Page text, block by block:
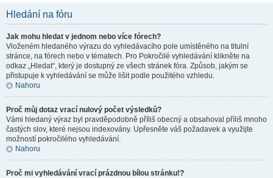
Hledání na fóru
Jak mohu hledat v jednom nebo více fórech?
Vloženém hledaného výrazu do vyhledávacího pole umístěného na titulní
stránce, na fórech nebo v tématech. Pro Pokročilé vyhledávání klikněte na
odkaz „Hledat“, který je dostupný ze všech stránek fóra. Způsob, jakým se
přistupuje k vyhledávání se může lišit podle použitého vzhledu.
Nahoru
Proč můj dotaz vrací nulový počet výsledků?
Vámi hledaný výraz byl pravděpodobně příliš obecný a obsahoval příliš mnoho
častých slov, které nejsou indexovány. Upřesněte váš požadavek a využijte
možností pokročilého vyhledávání.
Nahoru
Proč mi vyhledávání vrací prázdnou bílou stránku!?